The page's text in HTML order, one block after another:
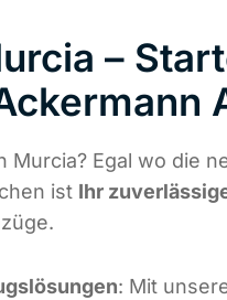
–
Murcia? Egal wo die
ist Ihr
: Mit